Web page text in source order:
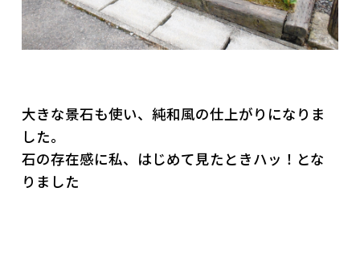
大きな景石も使い、純和風の仕上がりになりま
した。
石の存在感に私、はじめて見たときハッ！とな
りました